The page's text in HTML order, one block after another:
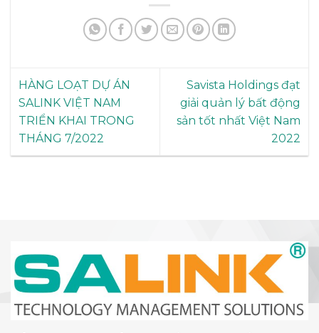
HÀNG LOẠT DỰ ÁN
SALINK VIỆT NAM
TRIỂN KHAI TRONG
THÁNG 7/2022
Savista Holdings đạt
giải quản lý bất động
sản tốt nhất Việt Nam
2022